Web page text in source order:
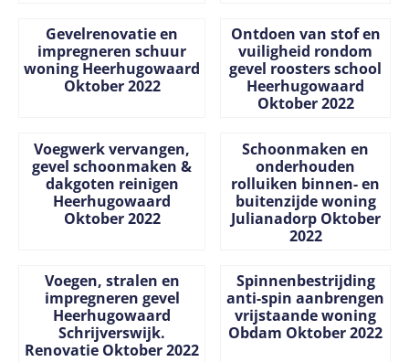
Gevelrenovatie en
impregneren schuur
woning Heerhugowaard
Oktober 2022
Ontdoen van stof en
vuiligheid rondom
gevel roosters school
Heerhugowaard
Oktober 2022
Voegwerk vervangen,
gevel schoonmaken &
dakgoten reinigen
Heerhugowaard
Oktober 2022
Schoonmaken en
onderhouden
rolluiken binnen- en
buitenzijde woning
Julianadorp Oktober
2022
Voegen, stralen en
impregneren gevel
Heerhugowaard
Schrijverswijk.
Renovatie Oktober 2022
Spinnenbestrijding
anti-spin aanbrengen
vrijstaande woning
Obdam Oktober 2022